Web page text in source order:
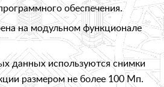
обеспечения.
на модульном функционале
данных используются снимки
размером не более 100 Мп.